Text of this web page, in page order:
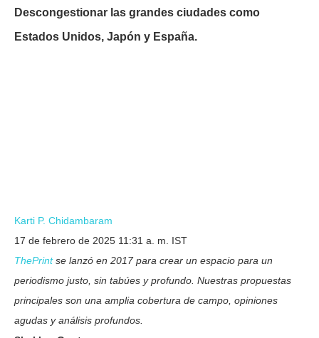
Descongestionar las grandes ciudades como
Estados Unidos, Japón y España.
Karti P. Chidambaram
17 de febrero de 2025 11:31 a. m. IST
ThePrintse lanzó en 2017 para crear un espacio para un
periodismo justo, sin tabúes y profundo. Nuestras propuestas
principales son una amplia cobertura de campo, opiniones
agudas y análisis profundos.